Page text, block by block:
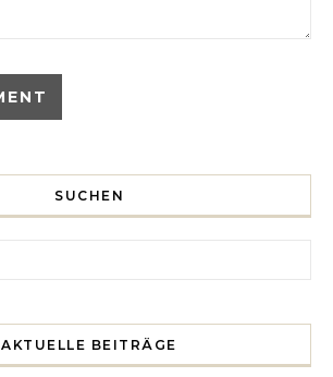
SUCHEN
AKTUELLE BEITRÄGE